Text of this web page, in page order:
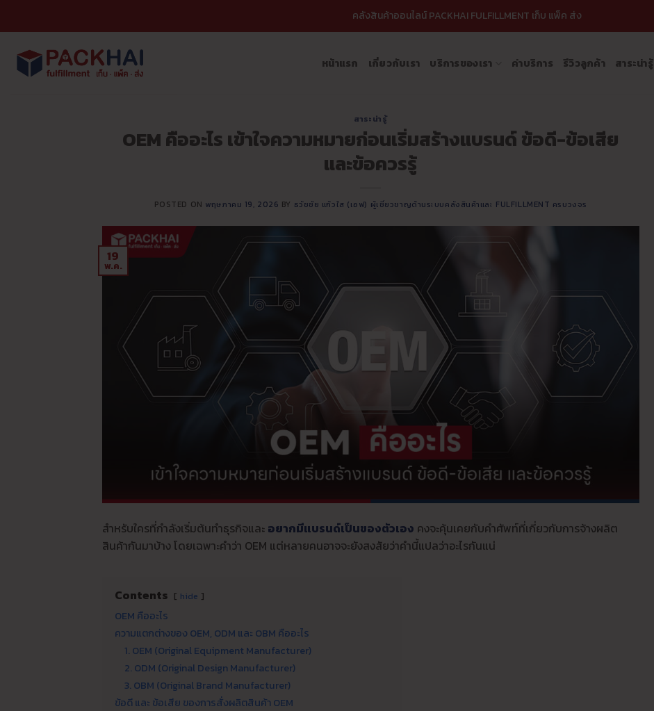
เนื้อหา
คลังสินค้าออนไลน์ PACKHAI FULFILLMENT เก็บ แพ็ค ส่ง
หน้าแรก เกี่ยวกับเรา บริการของเรา ค่าบริการ รีวิวลูกค้า สาระน่ารู้
สาระน่ารู้
OEM คืออะไร เข้าใจความหมายก่อนเริ่มสร้างแบรนด์ ข้อดี-ข้อเสีย
และข้อควรรู้
POSTED ON พฤษภาคม 19, 2026 BY ธวัชชัย แก้วใส (เอฟ) ผู้เชี่ยวชาญด้านระบบคลังสินค้าและ FULFILLMENT ครบวงจร
19
พ.ค.
สำหรับใครที่กำลังเริ่มต้นทำธุรกิจและ อยากมีแบรนด์เป็นของตัวเอง คงจะคุ้นเคยกับคำศัพท์ที่เกี่ยวกับการจ้างผลิต
สินค้ากันมาบ้าง โดยเฉพาะคำว่า OEM แต่หลายคนอาจจะยังสงสัยว่าคำนี้แปลว่าอะไรกันแน่
Contents hide
OEM คืออะไร
ความแตกต่างของ OEM, ODM และ OBM คืออะไร
1. OEM (Original Equipment Manufacturer)
2. ODM (Original Design Manufacturer)
3. OBM (Original Brand Manufacturer)
ข้อดี และ ข้อเสีย ของการสั่งผลิตสินค้า OEM